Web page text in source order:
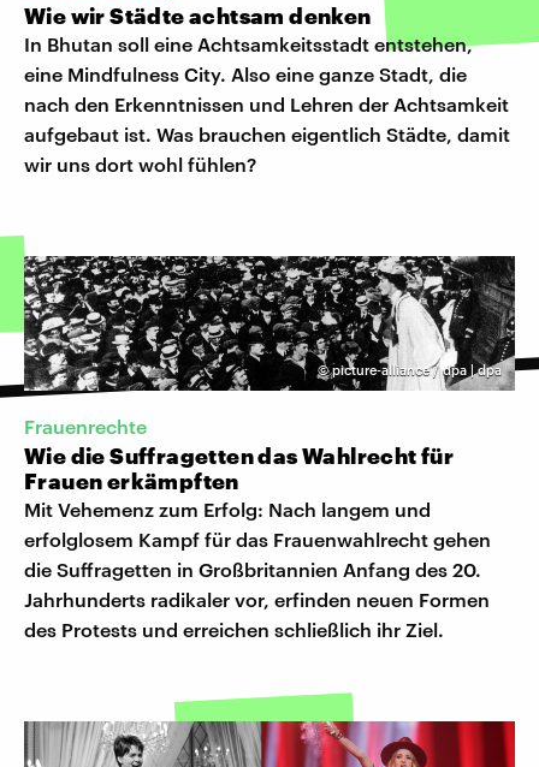
Wie wir Städte achtsam denken
In Bhutan soll eine Achtsamkeitsstadt entstehen,
eine Mindfulness City. Also eine ganze Stadt, die
nach den Erkenntnissen und Lehren der Achtsamkeit
aufgebaut ist. Was brauchen eigentlich Städte, damit
wir uns dort wohl fühlen?
©picture-alliance / dpa | dpa
Frauenrechte
Wie die Suffragetten das Wahlrecht für
Frauen erkämpften
Mit Vehemenz zum Erfolg: Nach langem und
erfolglosem Kampf für das Frauenwahlrecht gehen
die Suffragetten in Großbritannien Anfang des 20.
Jahrhunderts radikaler vor, erfinden neuen Formen
des Protests und erreichen schließlich ihr Ziel.